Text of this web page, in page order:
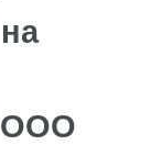
ООО